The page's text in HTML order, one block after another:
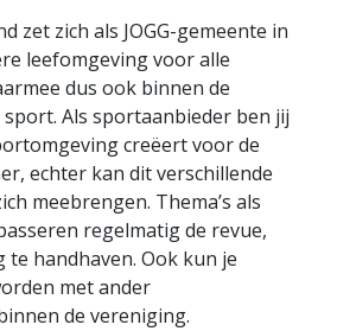
zet zich als JOGG-gemeente in
leefomgeving voor alle
dus ook binnen de
Als sportaanbieder ben jij
creëert voor de
echter kan dit verschillende
meebrengen. Thema’s als
regelmatig de revue,
te handhaven. Ook kun je
met ander
de vereniging.